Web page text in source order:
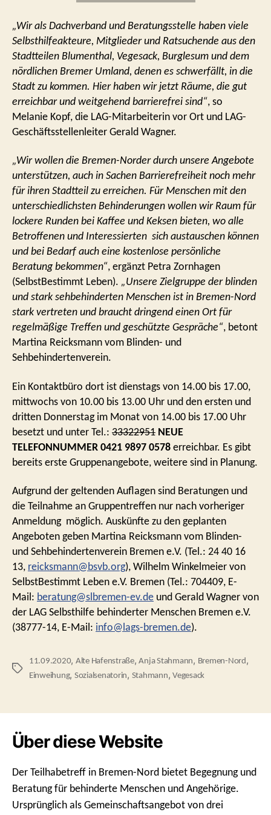
„Wir als Dachverband und Beratungsstelle haben viele
Selbsthilfeakteure, Mitglieder und Ratsuchende aus den
Stadtteilen Blumenthal, Vegesack, Burglesum und dem
nördlichen Bremer Umland, denen es schwerfällt, in die
Stadt zu kommen. Hier haben wir jetzt Räume, die gut
erreichbar und weitgehend barrierefrei sind“, so
Melanie Kopf, die LAG-Mitarbeiterin vor Ort und LAG-
Geschäftsstellenleiter Gerald Wagner.
„Wir wollen die Bremen-Norder durch unsere Angebote
unterstützen, auch in Sachen Barrierefreiheit noch mehr
für ihren Stadtteil zu erreichen. Für Menschen mit den
unterschiedlichsten Behinderungen wollen wir Raum für
lockere Runden bei Kaffee und Keksen bieten, wo alle
Betroffenen und Interessierten sich austauschen können
und bei Bedarf auch eine kostenlose persönliche
Beratung bekommen“, ergänzt Petra Zornhagen
(SelbstBestimmt Leben). „Unsere Zielgruppe der blinden
und stark sehbehinderten Menschen ist in Bremen-Nord
stark vertreten und braucht dringend einen Ort für
regelmäßige Treffen und geschützte Gespräche“, betont
Martina Reicksmann vom Blinden- und
Sehbehindertenverein.
Ein Kontaktbüro dort ist dienstags von 14.00 bis 17.00,
mittwochs von 10.00 bis 13.00 Uhr und den ersten und
dritten Donnerstag im Monat von 14.00 bis 17.00 Uhr
besetzt und unter Tel.: 33322951 NEUE
TELEFONNUMMER 0421 9897 0578 erreichbar. Es gibt
bereits erste Gruppenangebote, weitere sind in Planung.
Aufgrund der geltenden Auflagen sind Beratungen und
die Teilnahme an Gruppentreffen nur nach vorheriger
Anmeldung möglich. Auskünfte zu den geplanten
Angeboten geben Martina Reicksmann vom Blinden-
und Sehbehindertenverein Bremen e.V. (Tel.: 24 40 16
13, reicksmann@bsvb.org), Wilhelm Winkelmeier von
SelbstBestimmt Leben e.V. Bremen (Tel.: 704409, E-
Mail: beratung@slbremen-ev.de und Gerald Wagner von
der LAG Selbsthilfe behinderter Menschen Bremen e.V.
(38777-14, E-Mail: info@lags-bremen.de).
Schlagwörter
11.09.2020, Alte Hafenstraße,Anja Stahmann, Bremen-Nord,
Einweihung, Sozialsenatorin, Stahmann,Vegesack
Über diese Website
Der Teilhabetreff in Bremen-Nord bietet Begegnung und
Beratung für behinderte Menschen und Angehörige.
Ursprünglich als Gemeinschaftsangebot von drei